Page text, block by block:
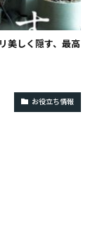
美しく隠す、最高
お役立ち情報